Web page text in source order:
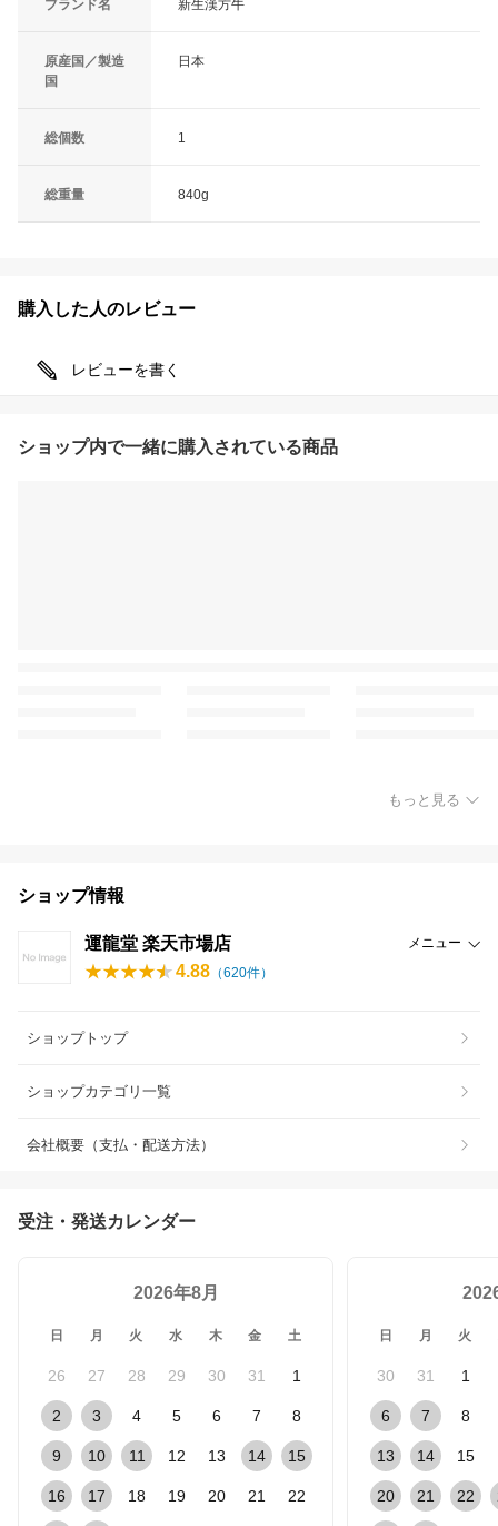
ブランド名 新生漢方牛
原産国／製造
国
日本
総個数 1
総重量 840g
購入した人のレビュー
レビューを書く
ショップ内で一緒に購入されている商品
もっと見る
ショップ情報
運龍堂 楽天市場店 メニュー
4.88 （620件）
ショップトップ
ショップカテゴリ一覧
会社概要（支払・配送方法）
受注・発送カレンダー
2026年8月
日 月 火 水 木 金 土
26 27 28 29 30 31 1
2 3 4 5 6 7 8
9 10 11 12 13 14 15
16 17 18 19 20 21 22
日 月 火
30 31 1
6 7 8
13 14 15
20 21 22